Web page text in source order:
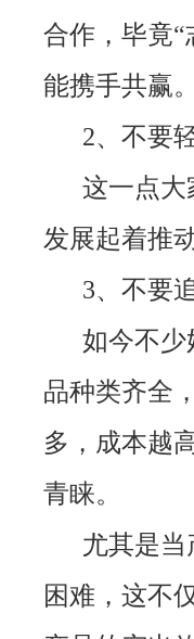
合作，毕竟
能携手共赢。
2、不要
这一点大
发展起着推
3、不要
如今不少
品种类齐全
多，成本越
青睐。
尤其是
困难，这不